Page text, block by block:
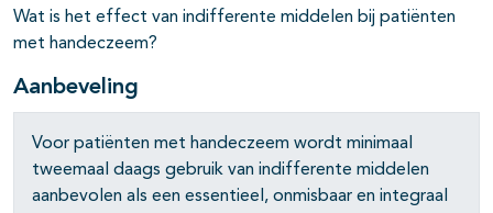
Wat is het effect van indifferente middelen bij patiënten
met handeczeem?
Aanbeveling
Voor patiënten met handeczeem wordt minimaal
tweemaal daags gebruik van indifferente middelen
aanbevolen als een essentieel, onmisbaar en integraal